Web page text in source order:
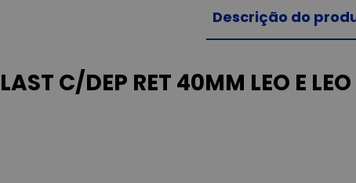
Descrição do
C/DEP RET 40MM LEO E